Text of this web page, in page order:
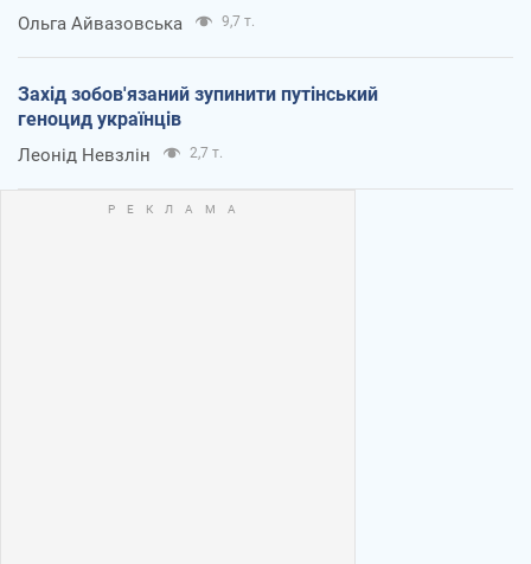
Ольга Айвазовська 9,7 т.
Захід зобов'язаний зупинити путінський
геноцид українців
Леонід Невзлін 2,7 т.